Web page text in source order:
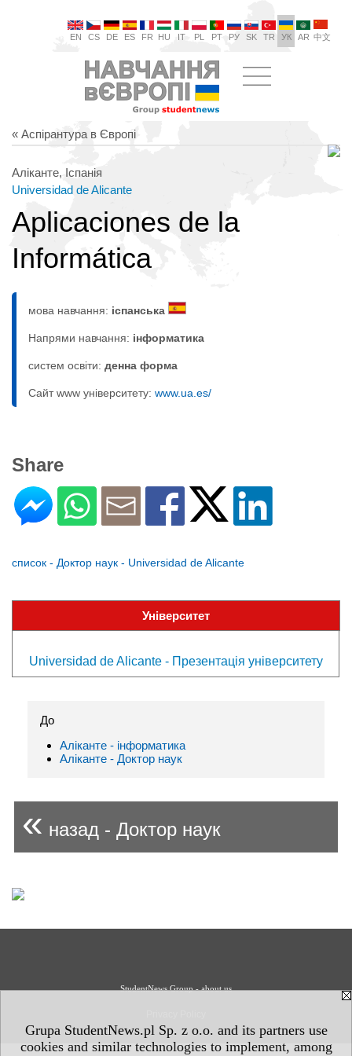
Grupa StudentNews.pl Sp. z o.o. and its partners use
cookies and similar technologies to implement, among
EN CS DE ES FR HU IT PL PT РУ SK TR УК AR 中文
« Аспірантура в Європі
Аліканте, Іспанія
Universidad de Alicante
Aplicaciones de la
Informática
мова навчання: іспанська
Напрями навчання: інформaтика
систем освіти: денна форма
Сайт www університету: www.ua.es/
Share
список - Доктор наук - Universidad de Alicante
Університет
Universidad de Alicante - Презентація університету
До
Аліканте - інформaтика
Аліканте - Доктор наук
« назад - Доктор наук
StudentNews Group - about us